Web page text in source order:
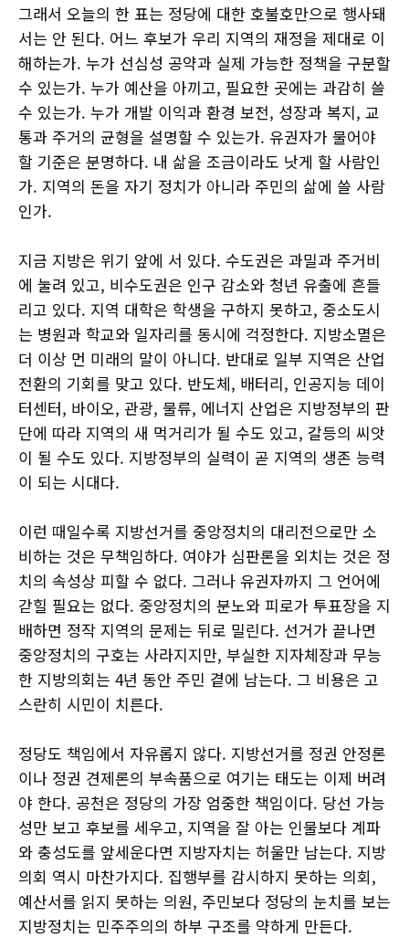
그래서 오늘의 한 표는 정당에 대한 호불호만으로 행사돼
서는 안 된다. 어느 후보가 우리 지역의 재정을 제대로 이
해하는가. 누가 선심성 공약과 실제 가능한 정책을 구분할
수 있는가. 누가 예산을 아끼고, 필요한 곳에는 과감히 쓸
수 있는가. 누가 개발 이익과 환경 보전, 성장과 복지, 교
통과 주거의 균형을 설명할 수 있는가. 유권자가 물어야
할 기준은 분명하다. 내 삶을 조금이라도 낫게 할 사람인
가. 지역의 돈을 자기 정치가 아니라 주민의 삶에 쓸 사람
인가.
지금 지방은 위기 앞에 서 있다. 수도권은 과밀과 주거비
에 눌려 있고, 비수도권은 인구 감소와 청년 유출에 흔들
리고 있다. 지역 대학은 학생을 구하지 못하고, 중소도시
는 병원과 학교와 일자리를 동시에 걱정한다. 지방소멸은
더 이상 먼 미래의 말이 아니다. 반대로 일부 지역은 산업
전환의 기회를 맞고 있다. 반도체, 배터리, 인공지능 데이
터센터, 바이오, 관광, 물류, 에너지 산업은 지방정부의 판
단에 따라 지역의 새 먹거리가 될 수도 있고, 갈등의 씨앗
이 될 수도 있다. 지방정부의 실력이 곧 지역의 생존 능력
이 되는 시대다.
이런 때일수록 지방선거를 중앙정치의 대리전으로만 소
비하는 것은 무책임하다. 여야가 심판론을 외치는 것은 정
치의 속성상 피할 수 없다. 그러나 유권자까지 그 언어에
갇힐 필요는 없다. 중앙정치의 분노와 피로가 투표장을 지
배하면 정작 지역의 문제는 뒤로 밀린다. 선거가 끝나면
중앙정치의 구호는 사라지지만, 부실한 지자체장과 무능
한 지방의회는 4년 동안 주민 곁에 남는다. 그 비용은 고
스란히 시민이 치른다.
정당도 책임에서 자유롭지 않다. 지방선거를 정권 안정론
이나 정권 견제론의 부속품으로 여기는 태도는 이제 버려
야 한다. 공천은 정당의 가장 엄중한 책임이다. 당선 가능
성만 보고 후보를 세우고, 지역을 잘 아는 인물보다 계파
와 충성도를 앞세운다면 지방자치는 허울만 남는다. 지방
의회 역시 마찬가지다. 집행부를 감시하지 못하는 의회,
예산서를 읽지 못하는 의원, 주민보다 정당의 눈치를 보는
지방정치는 민주주의의 하부 구조를 약하게 만든다.